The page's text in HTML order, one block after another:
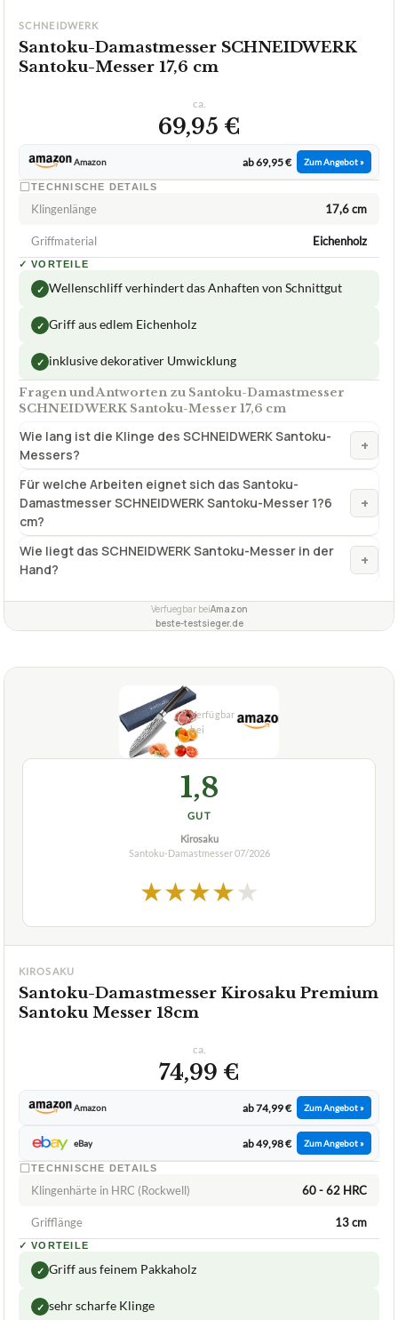
SCHNEIDWERK
Santoku-Damastmesser SCHNEIDWERK
Santoku-Messer 17,6 cm
ca.
69,95 €
Amazon ab 69,95 € Zum Angebot »
TECHNISCHE DETAILS
Klingenlänge 17,6 cm
Griffmaterial Eichenholz
✓ VORTEILE
✓ Wellenschliff verhindert das Anhaften von Schnittgut
✓ Griff aus edlem Eichenholz
✓ inklusive dekorativer Umwicklung
Fragen und Antworten zu Santoku-Damastmesser
SCHNEIDWERK Santoku-Messer 17,6 cm
Wie lang ist die Klinge des SCHNEIDWERK Santoku-
Messers?
+
Für welche Arbeiten eignet sich das Santoku-
Damastmesser SCHNEIDWERK Santoku-Messer 1?6
cm?
+
Wie liegt das SCHNEIDWERK Santoku-Messer in der
Hand?
+
Verfuegbar beiAmazon
beste-testsieger.de
1,8
GUT
Kirosaku
Santoku-Damastmesser07/2026
★★★★★
KIROSAKU
Santoku-Damastmesser Kirosaku Premium
Santoku Messer 18cm
ca.
74,99 €
Amazon ab 74,99 € Zum Angebot »
eBay ab 49,98 € Zum Angebot »
TECHNISCHE DETAILS
Klingenhärte in HRC (Rockwell) 60 - 62 HRC
Grifflänge 13 cm
✓ VORTEILE
✓ Griff aus feinem Pakkaholz
✓ sehr scharfe Klinge